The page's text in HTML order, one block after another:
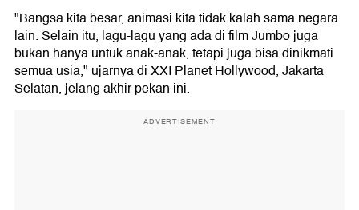
"Bangsa kita besar, animasi kita tidak kalah sama negara
lain. Selain itu, lagu-lagu yang ada di film Jumbo juga
bukan hanya untuk anak-anak, tetapi juga bisa dinikmati
semua usia," ujarnya di XXI Planet Hollywood, Jakarta
Selatan, jelang akhir pekan ini.
ADVERTISEMENT